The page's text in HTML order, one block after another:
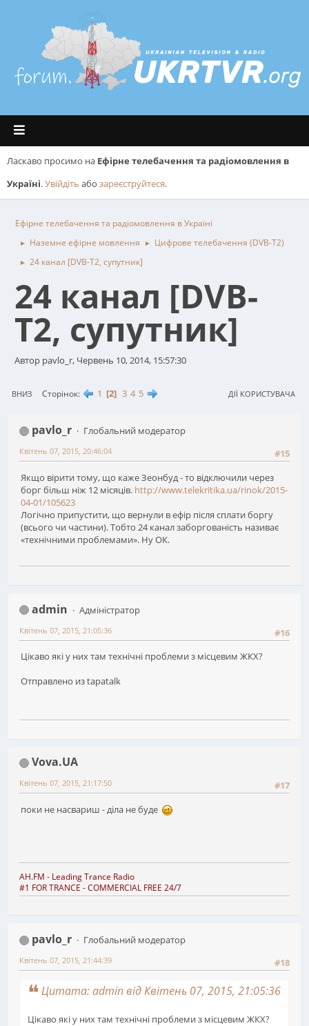
Ласкаво просимо на Ефірне телебачення та радіомовлення в
Україні.Увійдіть або зареєструйтеся.
Ефірне телебачення та радіомовлення в Україні
► Наземне ефірне мовлення ► Цифрове телебачення (DVB-T2)
► 24 канал [DVB-T2, супутник]
24 канал [DVB-
T2, супутник]
Автор pavlo_r, Червень 10, 2014, 15:57:30
ВНИЗ Сторінок 1 2 3 4 5 ДІЇ КОРИСТУВАЧА
pavlo_r
Глобальний модератор
#15
Квітень 07, 2015, 20:46:04
Якщо вірити тому, що каже Зеонбуд - то відключили через
борг більш ніж 12 місяців. http://www.telekritika.ua/rinok/2015-
04-01/105623
Логічно припустити, що вернули в ефір після сплати боргу
(всього чи частини). Тобто 24 канал заборгованість називає
«технічними проблемами». Ну ОК.
admin
Адміністратор
#16
Квітень 07, 2015, 21:05:36
Цікаво які у них там технічні проблеми з місцевим ЖКХ?
Отправлено из tapatalk
Vova.UA
#17
Квітень 07, 2015, 21:17:50
поки не насвариш - діла не буде
AH.FM - Leading Trance Radio
#1 FOR TRANCE - COMMERCIAL FREE 24/7
pavlo_r
Глобальний модератор
#18
Квітень 07, 2015, 21:44:39
Цитата: admin від Квітень 07, 2015, 21:05:36
Цікаво які у них там технічні проблеми з місцевим ЖКХ?